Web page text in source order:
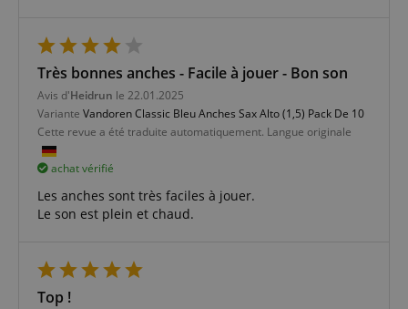
Très bonnes anches - Facile à jouer - Bon son
Avis d'Heidrun le 22.01.2025
Variante Vandoren Classic Bleu Anches Sax Alto (1,5) Pack De 10
Cette revue a été traduite automatiquement. Langue originale
achat vérifié
Les anches sont très faciles à jouer.
Le son est plein et chaud.
Top !
connexion des utilisateurs et la gestion des
comptes. Le site Web ne peut pas être utilisé
correctement sans les cookies strictement
nécessaires.
Nom
Fournisseur /
Domaine